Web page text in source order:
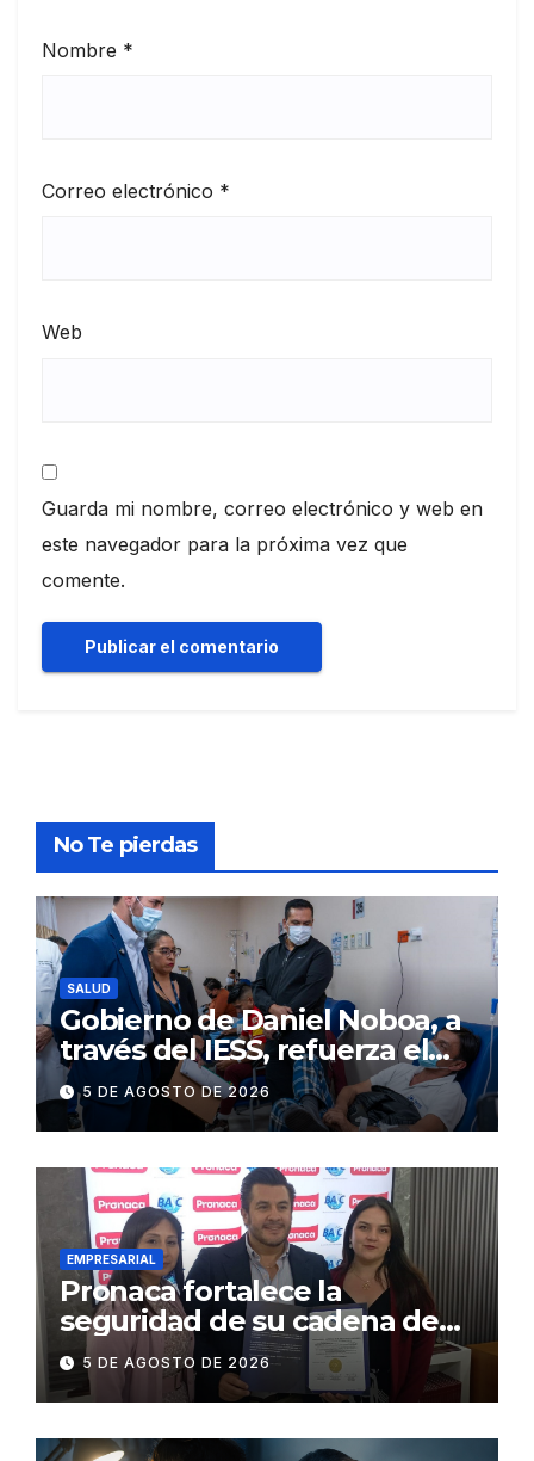
Nombre *
Correo electrónico *
Web
Guarda mi nombre, correo electrónico y web en
este navegador para la próxima vez que
comente.
No Te pierdas
SALUD
Gobierno de Daniel Noboa, a
través del IESS, refuerza el
abastecimiento de insulina
en 86 establecimientos de
salud
5 DE AGOSTO DE 2026
EMPRESARIAL
Pronaca fortalece la
seguridad de su cadena de
suministro con certificación
BASC en dos plantas
5 DE AGOSTO DE 2026